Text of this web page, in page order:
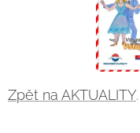
Zpět na AKTUALITY.